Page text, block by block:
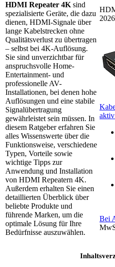
HDMI Repeater 4Ksind
spezialisierte Geräte, die dazu
dienen, HDMI-Signale über
lange Kabelstrecken ohne
Qualitätsverlust zu übertragen
– selbst bei 4K-Auflösung.
Sie sind unverzichtbar für
anspruchsvolle Home-
Entertainment- und
professionelle AV-
Installationen, bei denen hohe
Auflösungen und eine stabile
Signalübertragung
gewährleistet sein müssen. In
diesem Ratgeber erfahren Sie
alles Wissenswerte über die
Funktionsweise, verschiedene
Typen, Vorteile sowie
wichtige Tipps zur
Anwendung und Installation
von HDMI Repeatern 4K.
Außerdem erhalten Sie einen
detaillierten Überblick über
beliebte Produkte und
führende Marken, um die
optimale Lösung für Ihre
Bedürfnisse auszuwählen.
2026
Bei